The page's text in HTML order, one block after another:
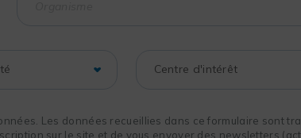
Les données recueillies dans ce formulaire sont
sur le site et de vous envoyer des newsletters